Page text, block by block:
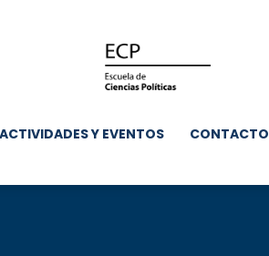
ACTIVIDADES Y EVENTOS CONTACTO